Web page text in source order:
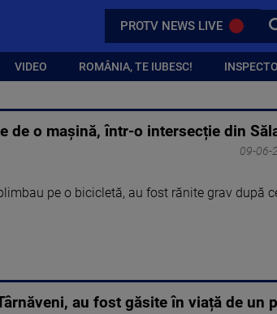
PROTV NEWS LIVE
VIDEO ROMÂNIA, TE IUBESC!
de o mașină, într-o intersecție din
09-06-
pe o bicicletă, au fost rănite grav după
au fost găsite în viață de un